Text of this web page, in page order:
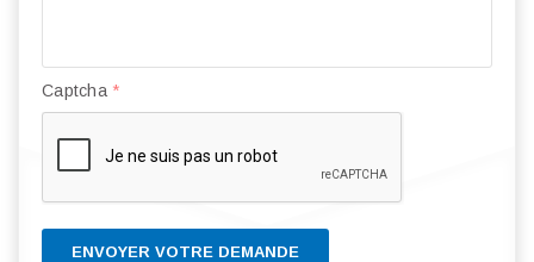
Captcha *
ENVOYER VOTRE DEMANDE